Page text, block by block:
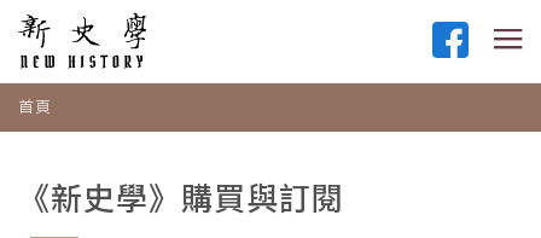
首頁
《新史學》購買與訂閱